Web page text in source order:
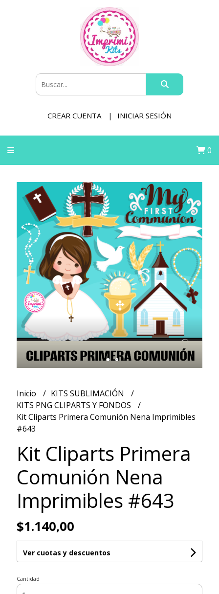
CREAR CUENTA INICIAR SESIÓN
0
Inicio
KITS SUBLIMACIÓN
KITS PNG CLIPARTS Y FONDOS
Kit Cliparts Primera Comunión Nena Imprimibles
#643
Kit Cliparts Primera
Comunión Nena
Imprimibles #643
$1.140,00
Ver cuotas y descuentos
Cantidad